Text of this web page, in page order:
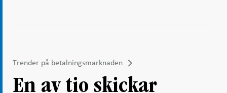
Trender på betalningsmarknaden
En av tio skickar